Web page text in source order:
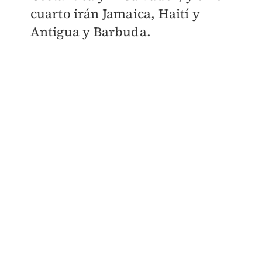
cuarto irán Jamaica, Haití y
Antigua y Barbuda.